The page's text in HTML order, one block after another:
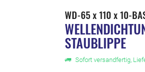
WD-65 x 110 x 10-
STAUBLIPPE
Sofort versandfertig,